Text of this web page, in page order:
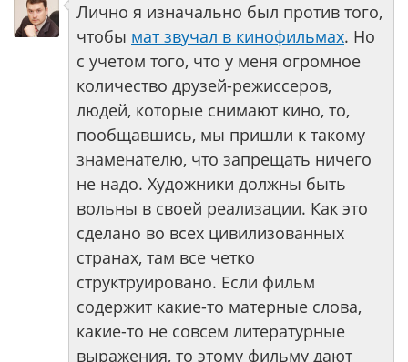
Лично я изначально был против того,
чтобы мат звучал в кинофильмах. Но
с учетом того, что у меня огромное
количество друзей-режиссеров,
людей, которые снимают кино, то,
пообщавшись, мы пришли к такому
знаменателю, что запрещать ничего
не надо. Художники должны быть
вольны в своей реализации. Как это
сделано во всех цивилизованных
странах, там все четко
структруировано. Если фильм
содержит какие-то матерные слова,
какие-то не совсем литературные
выражения, то этому фильму дают